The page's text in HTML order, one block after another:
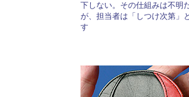
下しない。その仕組みは不明
が、担当者は「しつけ次第」
す